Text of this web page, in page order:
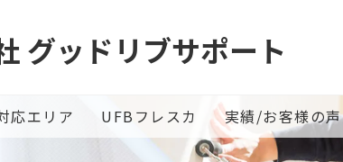
グッドリブサポート
応エリア UFBフレスカ 実績/お客様の声